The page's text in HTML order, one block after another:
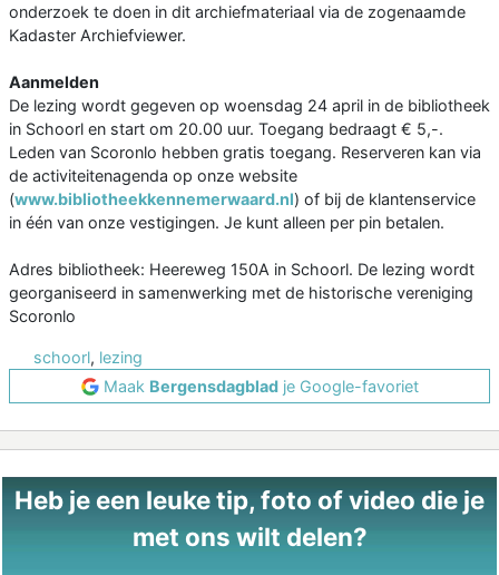
onderzoek te doen in dit archiefmateriaal via de zogenaamde
Kadaster Archiefviewer.
Aanmelden
De lezing wordt gegeven op woensdag 24 april in de bibliotheek
in Schoorl en start om 20.00 uur. Toegang bedraagt € 5,-.
Leden van Scoronlo hebben gratis toegang. Reserveren kan via
de activiteitenagenda op onze website
(www.bibliotheekkennemerwaard.nl) of bij de klantenservice
in één van onze vestigingen. Je kunt alleen per pin betalen.
Adres bibliotheek: Heereweg 150A in Schoorl. De lezing wordt
georganiseerd in samenwerking met de historische vereniging
Scoronlo
schoorl, lezing
Maak Bergensdagbladje Google-favoriet
Heb je een leuke tip, foto of video die je
met ons wilt delen?